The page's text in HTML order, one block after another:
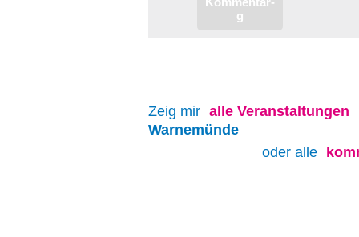
Zeig mir alle Veranstaltungen
Warnemünde
oder alle